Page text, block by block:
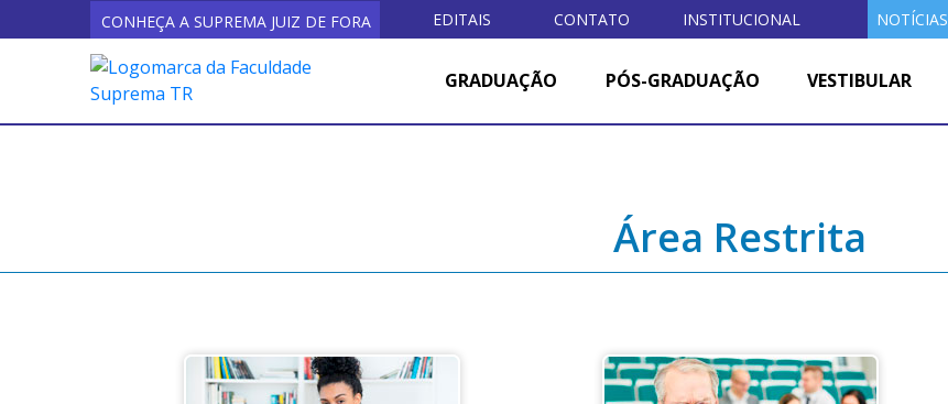
CONHEÇA A SUPREMA JUIZ DE FORA EDITAIS CONTATO INSTITUCIONAL NOTÍCIAS
GRADUAÇÃO PÓS-GRADUAÇÃO VESTIBULAR
Área Restrita